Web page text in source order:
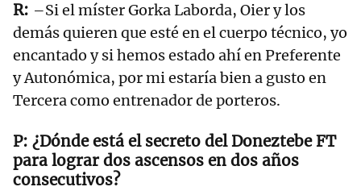
–Si el míster Gorka Laborda, Oier y los
demás quieren que esté en el cuerpo técnico, yo
encantado y si hemos estado ahí en Preferente
y Autonómica, por mi estaría bien a gusto en
Tercera como entrenador de porteros.
¿Dónde está el secreto del Doneztebe FT
para lograr dos ascensos en dos años
consecutivos?